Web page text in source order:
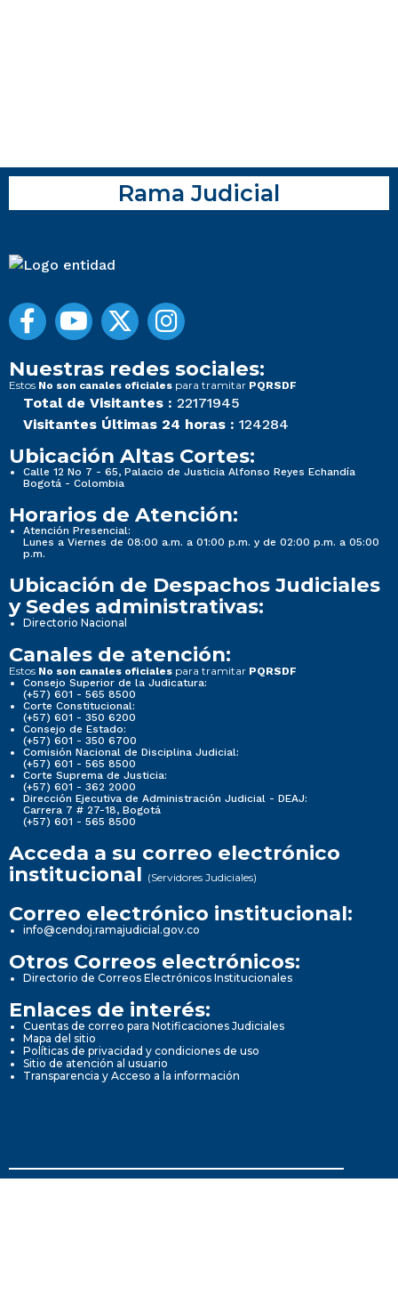
Rama Judicial
Nuestras redes sociales:
Estos No son canales oficiales para tramitar PQRSDF
Total de Visitantes : 22171945
Visitantes Últimas 24 horas : 124284
Ubicación Altas Cortes:
Calle 12 No 7 - 65, Palacio de Justicia Alfonso Reyes Echandía
Bogotá - Colombia
Horarios de Atención:
Atención Presencial:
Lunes a Viernes de 08:00 a.m. a 01:00 p.m. y de 02:00 p.m. a 05:00
p.m.
Ubicación de Despachos Judiciales
y Sedes administrativas:
Directorio Nacional
Canales de atención:
Estos No son canales oficiales para tramitar PQRSDF
Consejo Superior de la Judicatura:
(+57) 601 - 565 8500
Corte Constitucional:
(+57) 601 - 350 6200
Consejo de Estado:
(+57) 601 - 350 6700
Comisión Nacional de Disciplina Judicial:
(+57) 601 - 565 8500
Corte Suprema de Justicia:
(+57) 601 - 362 2000
Dirección Ejecutiva de Administración Judicial - DEAJ:
Carrera 7 # 27-18, Bogotá
(+57) 601 - 565 8500
Acceda a su correo electrónico
institucional (Servidores Judiciales)
Correo electrónico institucional:
info@cendoj.ramajudicial.gov.co
Otros Correos electrónicos:
Directorio de Correos Electrónicos Institucionales
Enlaces de interés:
Cuentas de correo para Notificaciones Judiciales
Mapa del sitio
Políticas de privacidad y condiciones de uso
Sitio de atención al usuario
Transparencia y Acceso a la información